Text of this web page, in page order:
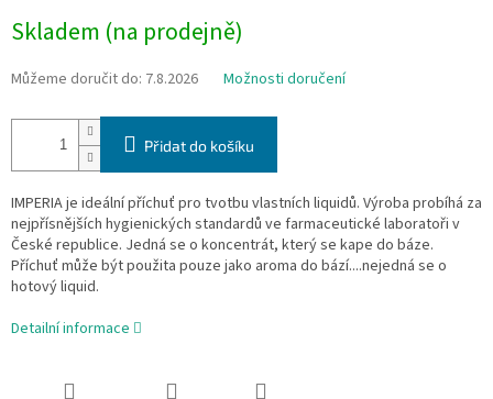
cena:
Skladem (na prodejně)
Můžeme doručit do: 7.8.2026 Možnosti doručení
Přidat do košíku
IMPERIA je ideální příchuť pro tvotbu vlastních liquidů. Výroba probíhá za
nejpřísnějších hygienických standardů ve farmaceutické laboratoři v
České republice. Jedná se o koncentrát, který se kape do báze.
Příchuť může být použita pouze jako aroma do bází....nejedná se o
hotový liquid.
Detailní informace